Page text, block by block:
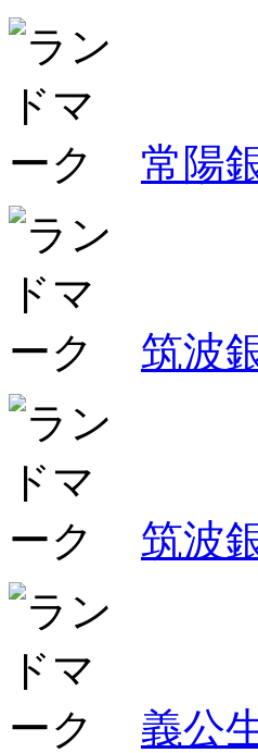
常陽
筑波
筑波
義公